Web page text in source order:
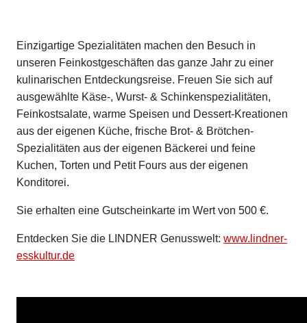
Beschreibung
Einzigartige Spezialitäten machen den Besuch in
unseren Feinkostgeschäften das ganze Jahr zu einer
kulinarischen Entdeckungsreise. Freuen Sie sich auf
ausgewählte Käse-, Wurst- & Schinkenspezialitäten,
Feinkostsalate, warme Speisen und Dessert-Kreationen
aus der eigenen Küche, frische Brot- & Brötchen-
Spezialitäten aus der eigenen Bäckerei und feine
Kuchen, Torten und Petit Fours aus der eigenen
Konditorei.
Sie erhalten eine Gutscheinkarte im Wert von 500 €.
Entdecken Sie die LINDNER Genusswelt: www.lindner-
esskultur.de